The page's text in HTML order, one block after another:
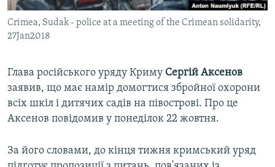
УКРАЇНСЬКА ПРОБЛЕМА КРИМУ
ІНФОГРАФІКА
ДОЛУЧАЙСЯ!
Усі сайти RFE/RL
Crimea, Sudak - police at a meeting of the Crimean solidarity,
27Jan2018
Глава російського уряду Криму Сергій Аксенов
заявив, що має намір домогтися збройної охорони
всіх шкіл і дитячих садів на півострові. Про це
Аксенов повідомив у понеділок 22 жовтня.
За його словами, до кінця тижня кримський уряд